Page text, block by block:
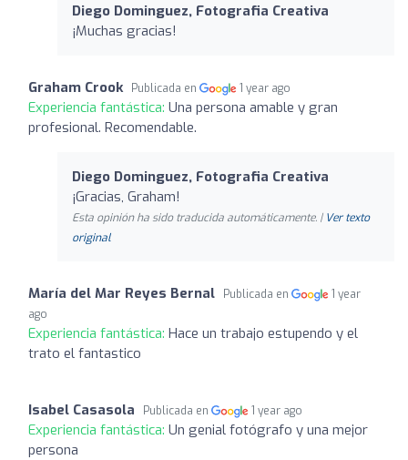
Diego Dominguez, Fotografia Creativa
¡Muchas gracias!
Graham Crook Publicada en 1 year ago
Experiencia fantástica: Una persona amable y gran
profesional. Recomendable.
Diego Dominguez, Fotografia Creativa
¡Gracias, Graham!
Esta opinión ha sido traducida automáticamente. | Ver texto
original
María del Mar Reyes Bernal Publicada en
1 year
ago
Experiencia fantástica: Hace un trabajo estupendo y el
trato el fantastico
Isabel Casasola Publicada en 1 year ago
Experiencia fantástica: Un genial fotógrafo y una mejor
persona